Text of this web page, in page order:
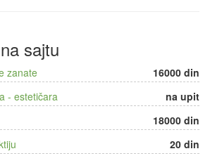
sajtu
16000 din
zanate
na upit
- estetičara
18000 din
20 din